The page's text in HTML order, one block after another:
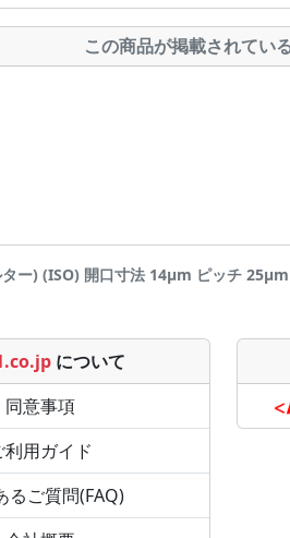
この商品が掲載されてい
ー) (ISO) 開口寸法 14μm ピッチ
について
同意事項
利用ガイド
るご質問(FAQ)